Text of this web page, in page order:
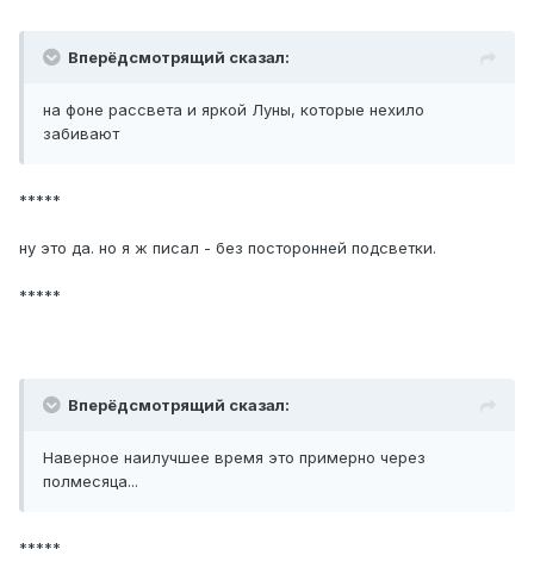
Вперёдсмотрящий сказал:
на фоне рассвета и яркой Луны, которые нехило
забивают
*****
ну это да. но я ж писал - без посторонней подсветки.
*****
Вперёдсмотрящий сказал:
Наверное наилучшее время это примерно через
полмесяца...
*****